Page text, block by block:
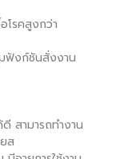
โรคสูงกว่า
ฟังก์ชันสั่งงาน
สามารถทำงาน
ส